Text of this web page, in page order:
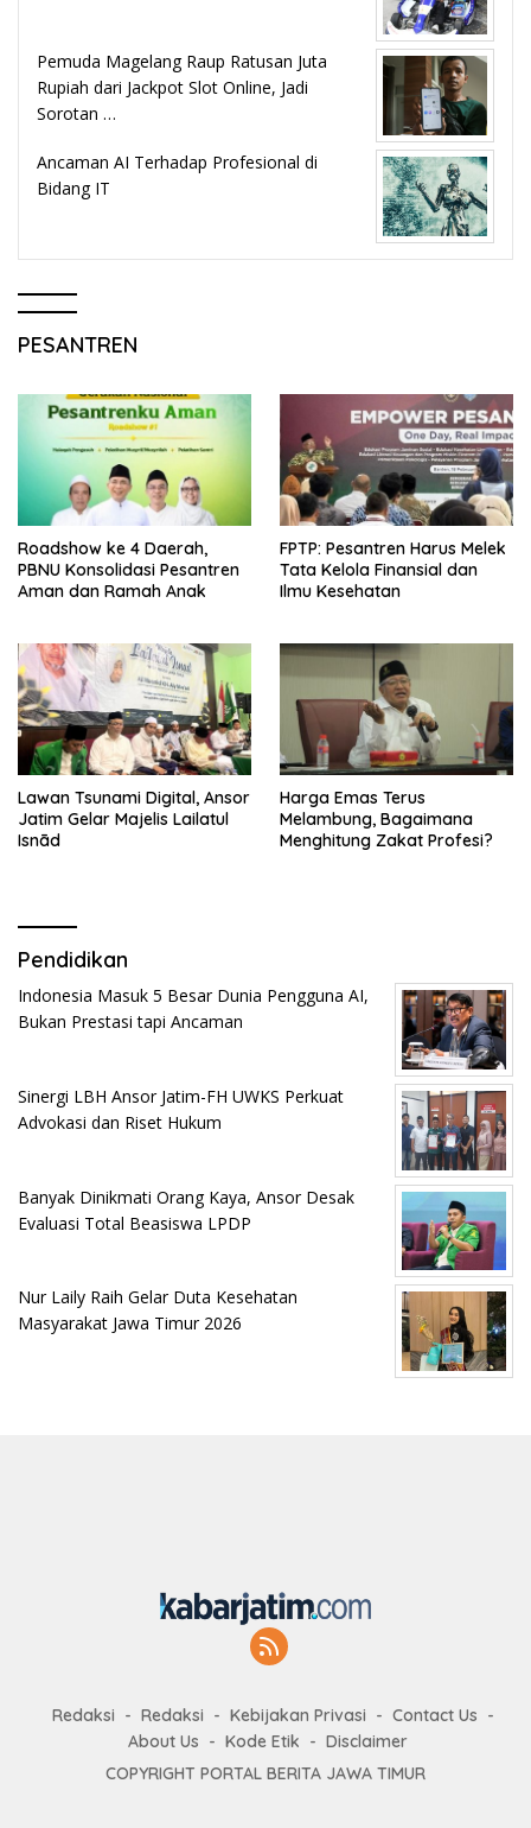
Pemuda Magelang Raup Ratusan Juta
Rupiah dari Jackpot Slot Online, Jadi
Sorotan …
Ancaman AI Terhadap Profesional di
Bidang IT
PESANTREN
Roadshow ke 4 Daerah,
PBNU Konsolidasi Pesantren
Aman dan Ramah Anak
FPTP: Pesantren Harus Melek
Tata Kelola Finansial dan
Ilmu Kesehatan
Lawan Tsunami Digital, Ansor
Jatim Gelar Majelis Lailatul
Isnād
Harga Emas Terus
Melambung, Bagaimana
Menghitung Zakat Profesi?
Pendidikan
Indonesia Masuk 5 Besar Dunia Pengguna AI,
Bukan Prestasi tapi Ancaman
Sinergi LBH Ansor Jatim-FH UWKS Perkuat
Advokasi dan Riset Hukum
Banyak Dinikmati Orang Kaya, Ansor Desak
Evaluasi Total Beasiswa LPDP
Nur Laily Raih Gelar Duta Kesehatan
Masyarakat Jawa Timur 2026
Redaksi Redaksi Kebijakan Privasi
Contact Us
About Us
Kode Etik
Disclaimer
COPYRIGHT PORTAL BERITA JAWA TIMUR